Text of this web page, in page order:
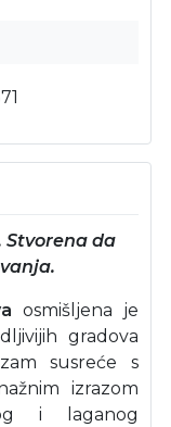
Stvorena da
osmišljena je
gradova
susreće s
izrazom
i laganog